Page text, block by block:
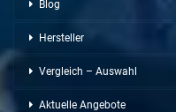
Blog
Hersteller
Vergleich – Auswahl
Aktuelle Angebote